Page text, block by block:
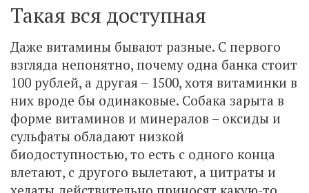
Такая вся доступная
Даже витамины бывают разные. С первого
взгляда непонятно, почему одна банка стоит
100 рублей, а другая – 1500, хотя витаминки в
них вроде бы одинаковые. Собака зарыта в
форме витаминов и минералов – оксиды и
сульфаты обладают низкой
биодоступностью, то есть с одного конца
влетают, с другого вылетают, а цитраты и